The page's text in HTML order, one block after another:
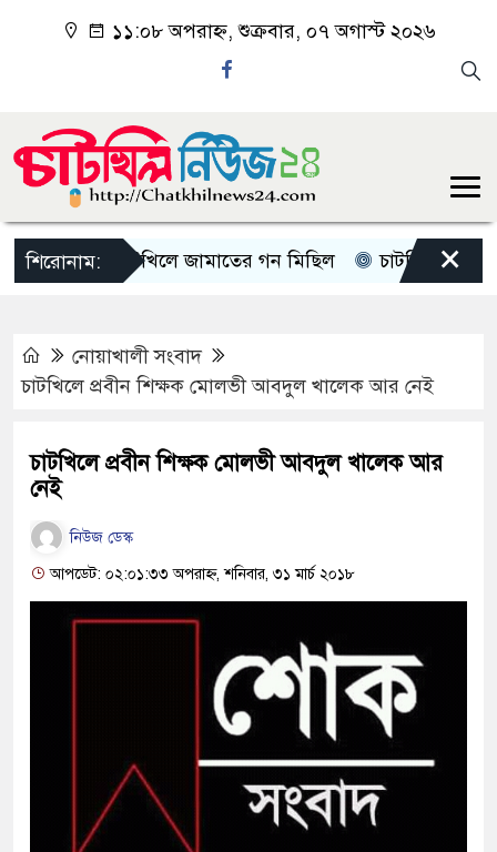
১১:০৮ অপরাহ্ন, শুক্রবার, ০৭ অগাস্ট ২০২৬
শিরোনাম:চাটখিলে জামাতের গন মিছিল চাটখিলে পানিতে
×
নোয়াখালী সংবাদ
চাটখিলে প্রবীন শিক্ষক মোলভী আবদুল খালেক আর নেই
চাটখিলে প্রবীন শিক্ষক মোলভী আবদুল খালেক আর
নেই
নিউজ ডেস্ক
আপডেট: ০২:০১:৩৩ অপরাহ্ন, শনিবার, ৩১ মার্চ ২০১৮